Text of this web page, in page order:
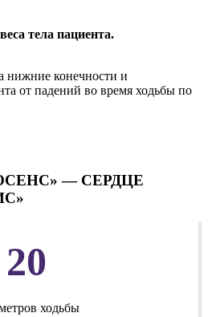
тела пациента.
нижние конечности и
от падений во время ходьбы по
— СЕРДЦЕ
20
ходьбы